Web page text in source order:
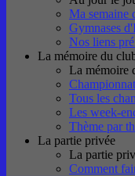
Ma semaine
Gymnases
Nos liens
La mémoire du
La mémoire
Tous les
Les week-
Thème par
La partie privée
La partie
Comment